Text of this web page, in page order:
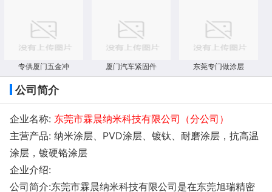
专供厦门五金冲 厦门汽车紧固件 东莞专门做涂层
公司简介
企业名称: 东莞市霖晨纳米科技有限公司（分公司）
主营产品: 纳米涂层、PVD涂层、镀钛、耐磨涂层，抗高温
涂层，镀硬铬涂层
企业介绍:
公司简介:东莞市霖晨纳米科技有限公司是在东莞旭瑞精密